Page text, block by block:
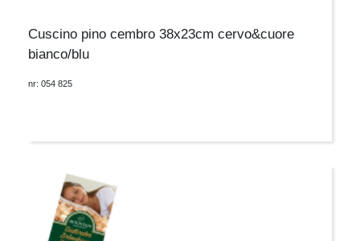
Cuscino pino cembro 38x23cm cervo&cuore
bianco/blu
nr: 054 825